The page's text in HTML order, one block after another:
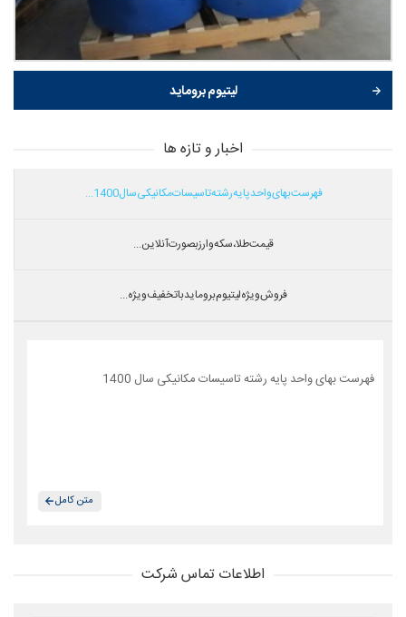
لیتیوم بروماید
اخبار و تازه ها
فهرست بهای واحد پایه رشته تاسیسات مکانیکی سال 1400...
قیمت طلا،سکه و ارز بصورت آنلاین...
فروش ویژه لیتیوم بروماید با تخفیف ویژه...
فهرست بهای واحد پایه رشته تاسیسات مکانیکی سال 1400
متن کامل
اطلاعات تماس شرکت